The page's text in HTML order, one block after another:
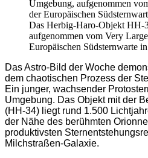
Das Herbig-Haro-Objekt HH-
aufgenommen vom Very
Europäischen Südsternwarte
Das Astro-Bild der Woche
dem chaotischen Prozess der
Ein junger, wachsender
Umgebung. Das Objekt mit der
(HH-34) liegt rund 1.500
der Nähe des berühmten
produktivsten
Milchstraßen-Galaxie.